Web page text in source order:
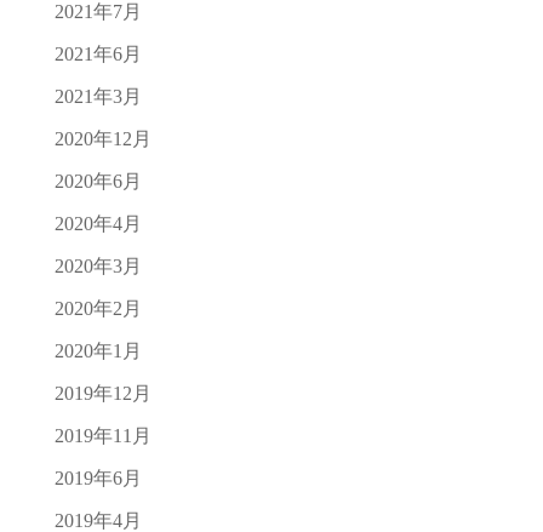
2021年7月
2021年6月
2021年3月
2020年12月
2020年6月
2020年4月
2020年3月
2020年2月
2020年1月
2019年12月
2019年11月
2019年6月
2019年4月